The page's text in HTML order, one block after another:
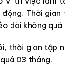
động. Thời
dài không
thời gian tập
03 tháng.